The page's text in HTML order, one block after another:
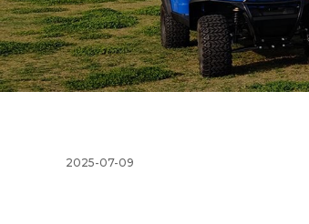
2025-07-09